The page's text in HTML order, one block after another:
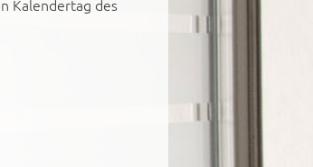
Kalendertag des